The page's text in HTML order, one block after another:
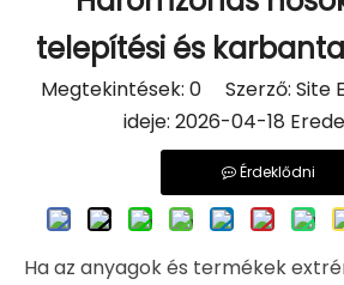
telepítési és
Megtekintések: 0 Szerző: Site
ideje: 2026-04-18
Érdeklődni
Ha az anyagok és termékek